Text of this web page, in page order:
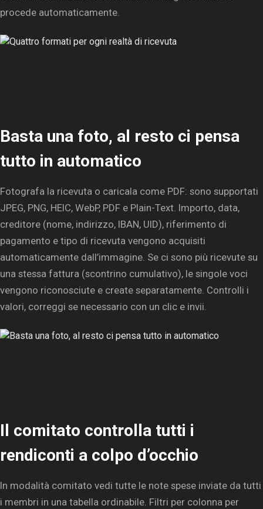
procede automaticamente.
Basta una foto, al resto ci pensa
tutto in automatico
Fotografa la ricevuta o caricala come PDF: sono supportati
JPEG, PNG, HEIC, WebP, PDF e Plain-Text. Importo, data,
creditore (nome, indirizzo, IBAN, UID), riferimento di
pagamento e tipo di ricevuta vengono acquisiti
automaticamente dall’immagine. Se ci sono più ricevute su
una stessa fattura (scontrino cumulativo), le singole voci
vengono riconosciute e create separatamente. Controlli i
valori, correggi se necessario con un clic e invii.
Il comitato controlla tutti i
rendiconti a colpo d’occhio
In modalità comitato vedi tutte le note spese inviate da tutti
i membri in una tabella ordinabile. Filtri per colonna per